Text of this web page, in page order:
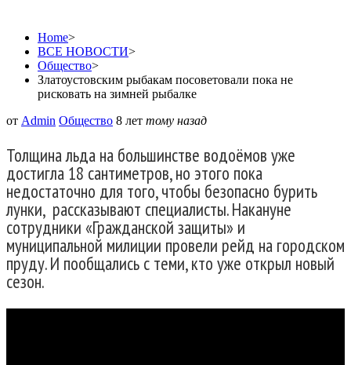
Home>
ВСЕ НОВОСТИ>
Общество>
Златоустовским рыбакам посоветовали пока не
рисковать на зимней рыбалке
от Admin Общество 8 лет тому назад
Толщина льда на большинстве водоёмов уже
достигла 18 сантиметров, но этого пока
недостаточно для того, чтобы безопасно бурить
лунки, рассказывают специалисты. Накануне
сотрудники «Гражданской защиты» и
муниципальной милиции провели рейд на городском
пруду. И пообщались с теми, кто уже открыл новый
сезон.